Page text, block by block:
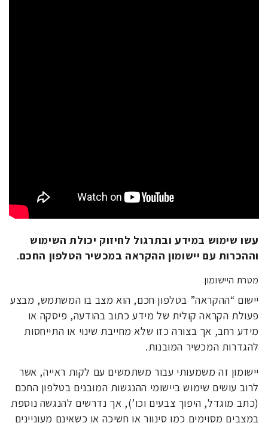
עשו שימוש במידע ובתרגול לחיזוק יכולת השימוש
וההכרות עם יישומון ההקראה במכשיר הטלפון החכם.
מטרת היישומון
יישום “ההקראה” בטלפון חכם, הוא מצב בו המשתמש, מבצע
פעולת הקראה קולית של מידע כתוב בהודעה, פיסקה או
מידע רחב, אך בצורה כזו שלא מחייבת שינוי או התייחסות
להגדרות המכשיר המובנות.
יישומון זה משמעותי עבור משתמשים עם לקות ראייה, אשר
לרוב עושים שימוש ביישומי ההנגשות המובנים בטלפון החכם
(כתב מוגדל, היפוך צבעים וכו’), אך נדרשים להנגשה נוספת
במצבים מסוימים כמו סינוור או חשיכה או כשאינם מעוניינים